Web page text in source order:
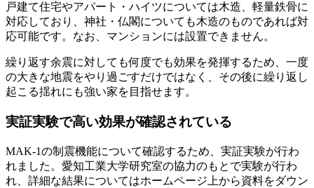
戸建て住宅やアパート・ハイツについては木造、軽量鉄骨に
対応しており、神社・仏閣についても木造のものであれば対
応可能です。なお、マンションには設置できません。
繰り返す余震に対しても何度でも効果を発揮するため、一度
の大きな地震をやり過ごすだけではなく、その後に繰り返し
起こる揺れにも強い家を目指せます。
実証実験で高い効果が確認されている
MAK-1の制震機能について確認するため、実証実験が行わ
れました。愛知工業大学研究室の協力のもとで実験が行わ
れ、詳細な結果についてはホームページ上から資料をダウン